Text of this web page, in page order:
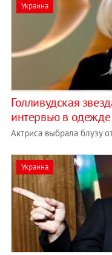
Украина
Голливудская
интервью в
Актриса выбрала блузу
Украина